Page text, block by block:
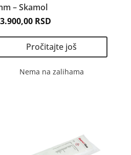
– Skamol
RSD
Pročitajte još
Nema na zalihama